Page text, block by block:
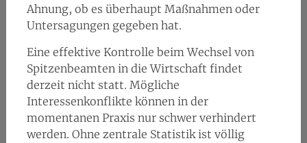
Ahnung, ob es überhaupt Maßnahmen oder
Untersagungen gegeben hat.
Eine effektive Kontrolle beim Wechsel von
Spitzenbeamten in die Wirtschaft findet
derzeit nicht statt. Mögliche
Interessenkonflikte können in der
momentanen Praxis nur schwer verhindert
werden. Ohne zentrale Statistik ist völlig